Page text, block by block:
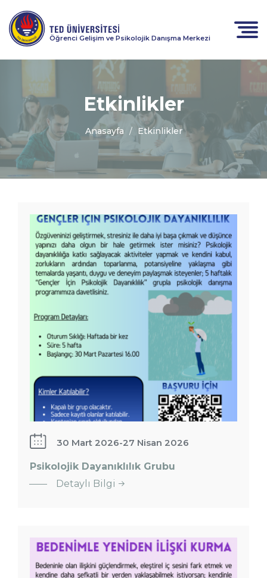
Öğrenci Gelişim ve Psikolojik Danışma Merkezi
Etkinlikler
Anasayfa Etkinlikler
Dayanıklılık
Grubu
30 Mart 2026-27 Nisan 2026
Psikolojik Dayanıklılık Grubu
Detaylı Bilgi
İlişki
Kurma